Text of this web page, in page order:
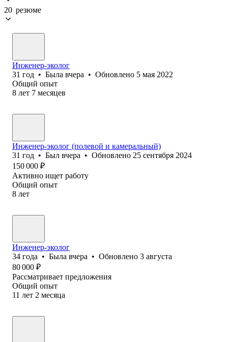
20 резюме
Инженер-эколог
31 год • Была вчера • Обновлено 5 мая 2022
Общий опыт
8 лет 7 месяцев
Инженер-эколог (полевой и камеральный)
31 год • Был вчера • Обновлено 25 сентября 2024
150 000 ₽
Активно ищет работу
Общий опыт
8 лет
Инженер-эколог
34 года • Была вчера • Обновлено 3 августа
80 000 ₽
Рассматривает предложения
Общий опыт
11 лет 2 месяца